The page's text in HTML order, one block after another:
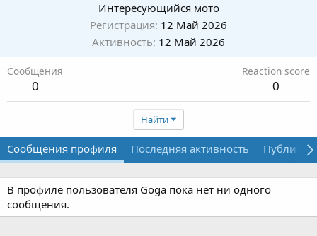
Интересующийся мото
Регистрация 12 Май 2026
Активность 12 Май 2026
Сообщения
0
Reaction score
0
Найти
Сообщения профиля Последняя активность
В профиле пользователя Goga пока нет ни одного
сообщения.